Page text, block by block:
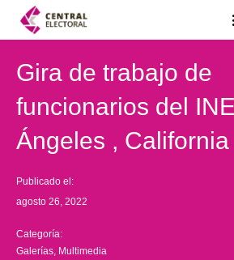
Gira de trabajo de
funcionarios del
Ángeles , California
Publicado el:
agosto 26, 2022
Categoría:
Galerías Multimedia